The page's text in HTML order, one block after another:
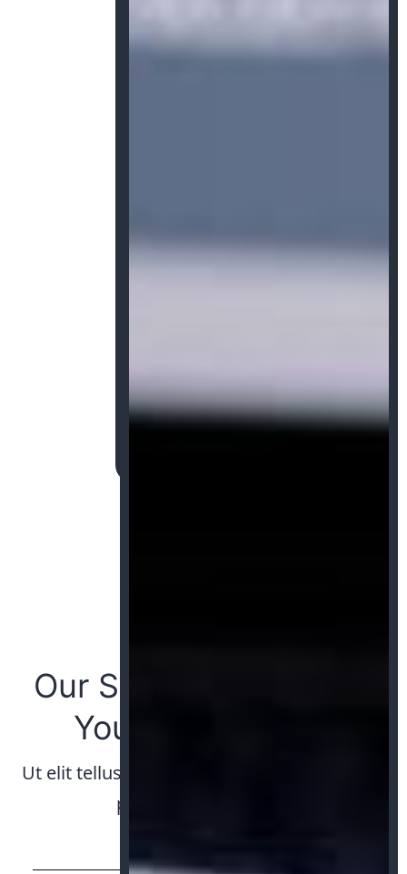
Our Service Is Beyond
Your Expectation
Ut elit tellus, luctus nec ullamcorper mattis,
pulvinar dapibus leo.